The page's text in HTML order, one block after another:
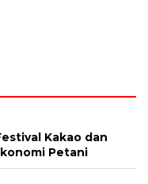
Kakao dan
Petani